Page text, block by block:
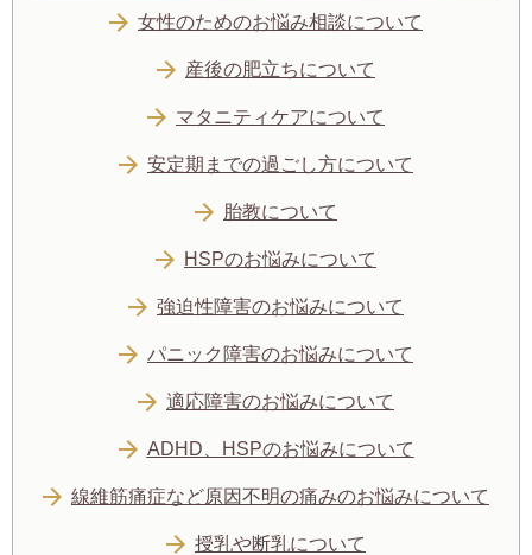
女性のためのお悩み相談について
産後の肥立ちについて
マタニティケアについて
安定期までの過ごし方について
胎教について
HSPのお悩みについて
強迫性障害のお悩みについて
パニック障害のお悩みについて
適応障害のお悩みについて
ADHD、HSPのお悩みについて
線維筋痛症など原因不明の痛みのお悩みについて
授乳や断乳について